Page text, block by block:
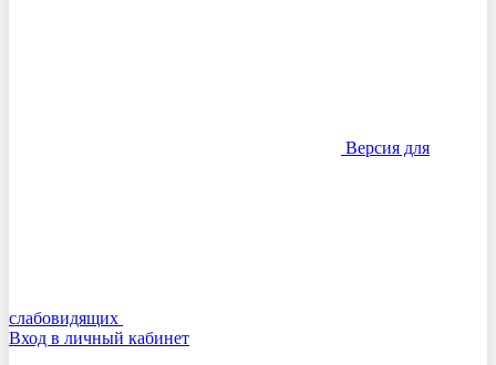
Версия для
слабовидящих
Вход в личный кабинет